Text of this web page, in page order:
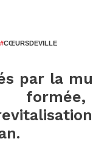
#CŒURSDEVILLE
par la